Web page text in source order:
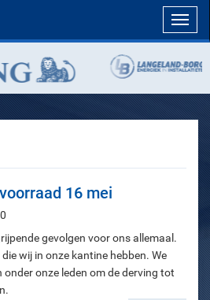
16 mei
gevolgen voor ons allemaal.
wij in onze kantine hebben. We
onze leden om de derving tot